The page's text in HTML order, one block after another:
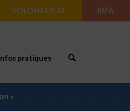
VOLONTARIAT IRFA
pratiques
»